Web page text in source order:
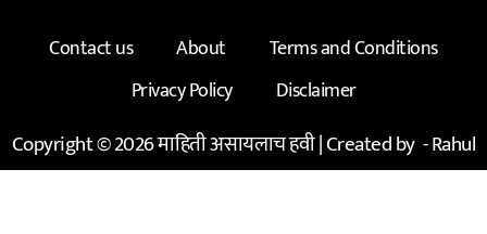
Contact us About
Terms and Conditions
Privacy Policy
Disclaimer
Copyright © 2026 माहिती असायलाच हवी | Created by -Rahul